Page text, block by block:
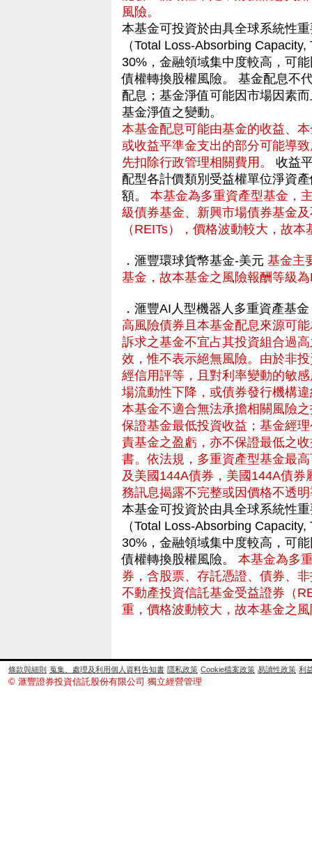
風險。
本基金可投資於由具全球系統性
（Total Loss-Absorbing
30%，金融領域集中度較高，可
債權轉換股權風險。 基金配息不
配息；基金淨值可能因市場因素
基金淨值之變動。
本基金配息可能由基金的收益、
或收益平準金支出的部分可能導
先扣除行政管理相關費用。
收益
配型各計價類別受益權單位淨資
額。 本基金為多重資產型基金，
級債券基金、新興市場債券基金
（REITs），價格波動較大，故
．滙豐環球貨幣基金-美元 基金主
基金，故本基金之風險報酬等級
．滙豐AI人型機器人多重資產基金
高風險債券且本基金配息來源可
訴求之基金不宜占其投資組合過
效，惟不表示絕無風險。由於非
經信用評等，且對利率變動的敏
場流動性下降，或債券發行機構
本基金不適合無法承擔相關風險
保證基金最低投資收益；基金經
責基金之盈虧，亦不保證最低之
書。依法規，多重資產型基金最
及美國144A債券，美國144A債
務訊息揭露不完整或因價格不透
本基金可投資於由具全球系統性
（Total Loss-Absorbing
30%，金融領域集中度較高，可
債權轉換股權風險。 本基金為多
券，含股票、存託憑證、債券、
不動產投資信託基金受益證券（
重，價格波動較大，故本基金之
條款與細則 蒐集、處理及利用個人資料告知書 隱私政策 Cookie檔案政策 易讀性政策 利
© 滙豐證券投資信託股份有限公司 獨立經營管理